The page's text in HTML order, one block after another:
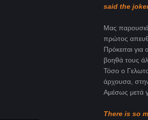
said the
Μας
πρώτος
Πρόκειται
βοηθά τους
Τόσο ο
άρχουσα,
Αμέσως μετά
There is so